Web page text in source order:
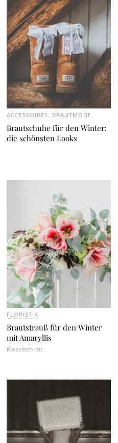
ACCESSOIRES BRAUTMODE
Brautschuhe für den Winter:
die schönsten Looks
FLORISTIK
Brautstrauß für den Winter
mit Amaryllis
Klassisch rot